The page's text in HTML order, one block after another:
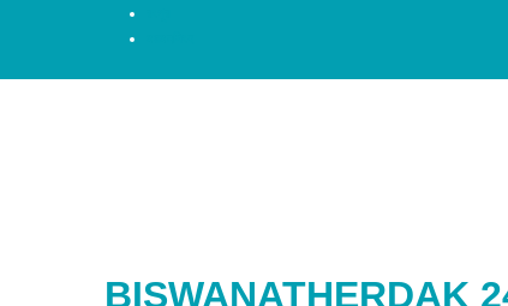
BISWANATHERDAK